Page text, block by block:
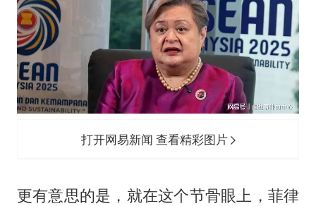
打开网易新闻 查看精彩图片
更有意思的是，就在这个节骨眼上，菲律